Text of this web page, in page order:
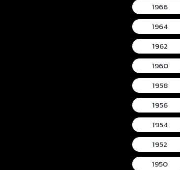
1966
1964
1962
1960
1958
1956
1954
1952
1950